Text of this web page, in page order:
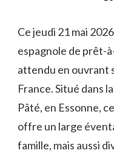
Ce jeudi 21 mai
espagnole de prêt-
attendu en ouvrant
France. Situé dans
Pâté, en Essonne,
offre un large
famille, mais aussi